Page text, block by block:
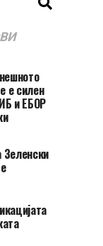
е силен
и ЕБОР
Зеленски